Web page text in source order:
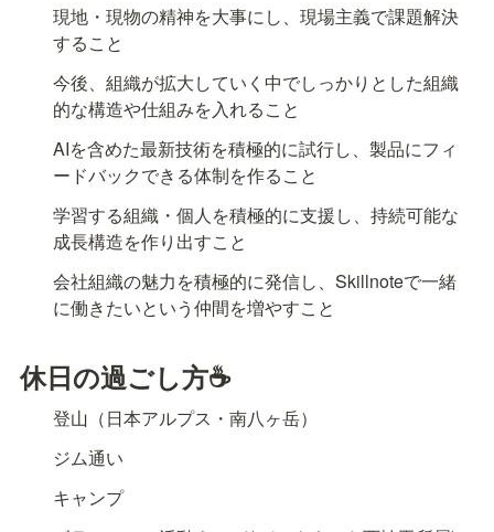
現地・現物の精神を大事にし、現場主義で課題解決
すること
今後、組織が拡大していく中でしっかりとした組織
的な構造や仕組みを入れること
AIを含めた最新技術を積極的に試行し、製品にフィ
ードバックできる体制を作ること
学習する組織・個人を積極的に支援し、持続可能な
成長構造を作り出すこと
会社組織の魅力を積極的に発信し、Skillnoteで一緒
に働きたいという仲間を増やすこと
休日の過ごし方☕
登山（日本アルプス・南八ヶ岳）
ジム通い
キャンプ